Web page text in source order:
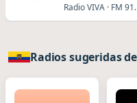
Radio VIVA · FM
Radios sugeridas